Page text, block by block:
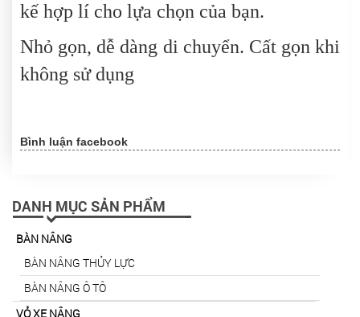
kế hợp lí cho lựa chọn của bạn.
Nhỏ gọn, dễ dàng di chuyển. Cất gọn khi
không sử dụng
Bình luận facebook
DANH MỤC SẢN PHẨM
BÀN NÂNG
BÀN NÂNG THỦY LỰC
BÀN NÂNG Ô TÔ
VỎ XE NÂNG